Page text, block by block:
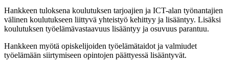
Hankkeen tuloksena koulutuksen tarjoajien ja ICT-alan työnantajien
välinen koulutukseen liittyvä yhteistyö kehittyy ja lisääntyy. Lisäksi
koulutuksen työelämävastaavuus lisääntyy ja osuvuus parantuu.
Hankkeen myötä opiskelijoiden työelämätaidot ja valmiudet
työelämään siirtymiseen opintojen päättyessä lisääntyvät.